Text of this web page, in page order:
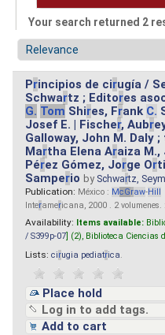
Your search returned 2
Principios de cirugía /
Schwartz ; Editores
G. Tom Shires, Frank C.
Josef E. | Fischer, Aubr
Galloway, John M. Daly ;
Martha Elena Araiza M.,
Pérez Gómez, Jorge Or
Samperio by Schwartz,
Publication: México : McGraw-Hill
Interamericana, 2000 . 2
Availability: Items available:
/ S399p-07 ] (2), Biblioteca Ciencias
Lists: cirugia pediatrica
Place hold
Log in to add tags.
Add to cart